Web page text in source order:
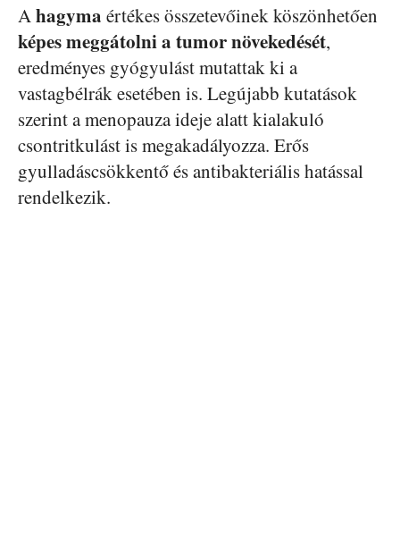
Ahagyma értékes összetevőinek köszönhetően
képes meggátolni a tumor növekedését,
eredményes gyógyulást mutattak ki a
vastagbélrák esetében is. Legújabb kutatások
szerint a menopauza ideje alatt kialakuló
csontritkulást is megakadályozza. Erős
gyulladáscsökkentő és antibakteriális hatással
rendelkezik.